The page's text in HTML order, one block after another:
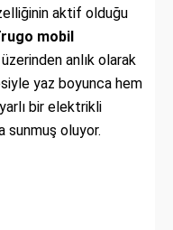
aktif olduğu
mobil
anlık olarak
yaz boyunca hem
bir elektrikli
sunmuş oluyor.